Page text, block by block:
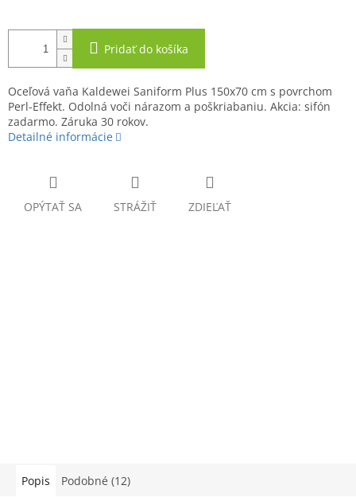
Pridať do košíka
Oceľová vaňa Kaldewei Saniform Plus 150x70 cm s povrchom
Perl-Effekt. Odolná voči nárazom a poškriabaniu. Akcia: sifón
zadarmo. Záruka 30 rokov.
Detailné informácie
OPÝTAŤ SA STRÁŽIŤ ZDIEĽAŤ
Popis Podobné (12)